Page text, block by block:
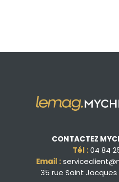
CONTACTEZ
Tél :04 84
Email :
35 rue Saint Jacques